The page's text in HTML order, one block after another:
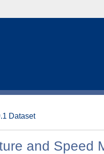
Dataset
and Speed